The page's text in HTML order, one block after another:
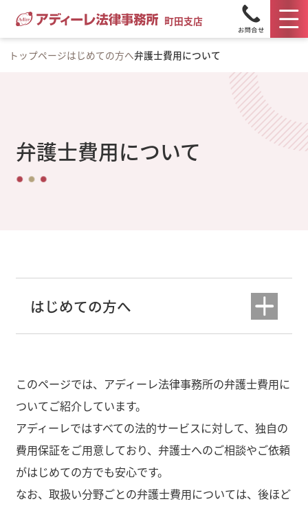
町田支店
トップページはじめての方へ弁護士費用について
弁護士費用について
はじめての方へ
このページでは、アディーレ法律事務所の弁護士費用に
ついてご紹介しています。
アディーレではすべての法的サービスに対して、独自の
費用保証をご用意しており、弁護士へのご相談やご依頼
がはじめての方でも安心です。
なお、取扱い分野ごとの弁護士費用については、後ほど